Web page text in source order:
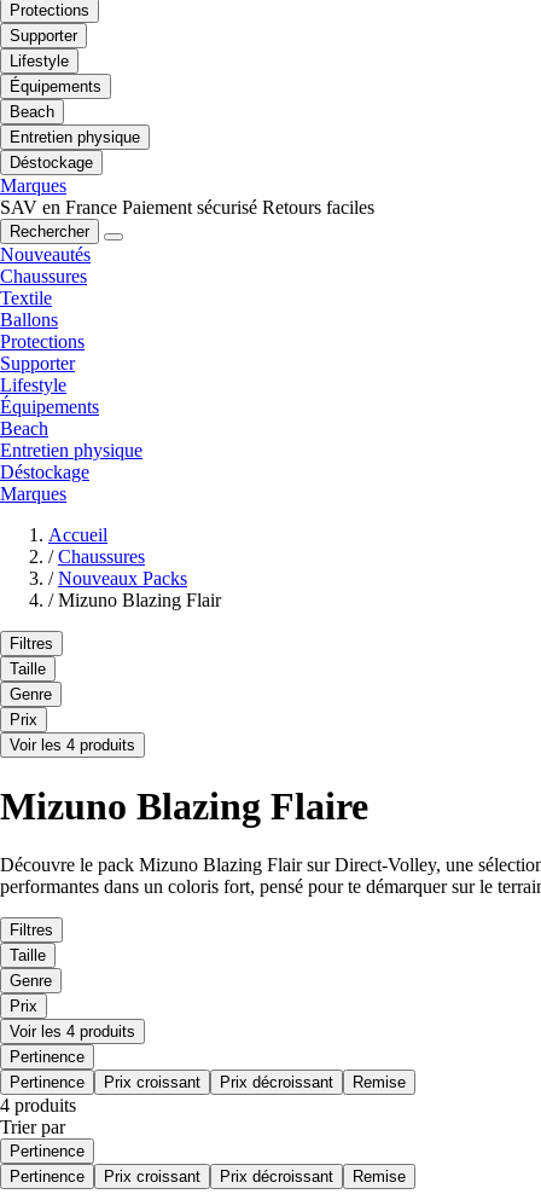
Protections
Supporter
Lifestyle
Équipements
Beach
Entretien physique
Déstockage
Marques
SAV en France Paiement sécurisé Retours faciles
Rechercher
Nouveautés
Chaussures
Textile
Ballons
Protections
Supporter
Lifestyle
Équipements
Beach
Entretien physique
Déstockage
Marques
Accueil
/ Chaussures
/ Nouveaux Packs
/ Mizuno Blazing Flair
Filtres
Taille
Genre
Prix
Voir les 4 produits
Mizuno Blazing Flaire
Découvre le pack Mizuno Blazing Flair sur Direct-Volley, une
performantes dans un coloris fort, pensé pour te démarquer sur le
Filtres
Taille
Genre
Prix
Voir les 4 produits
Pertinence
Pertinence
Prix croissant Prix décroissant Remise
4 produits
Trier par
Pertinence
Pertinence
Prix croissant Prix décroissant Remise